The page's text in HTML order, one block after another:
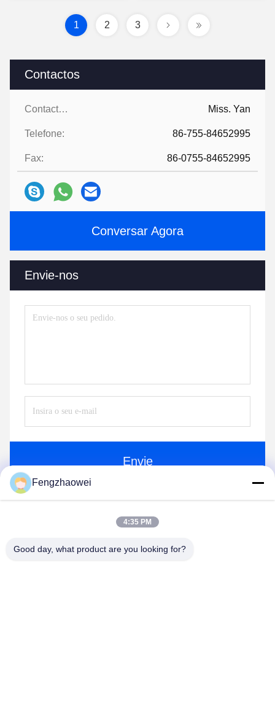
Contactos
Contactos: Miss. Yan
Telefone: 86-755-84652995
Fax: 86-0755-84652995
Conversar Agora
Envie-nos
Envie
1 2 3
Shenzhen Fengzhaowei Technology Co.,Ltd
Fengzhaowei
4:35 PM
Good day, what product are you looking for?